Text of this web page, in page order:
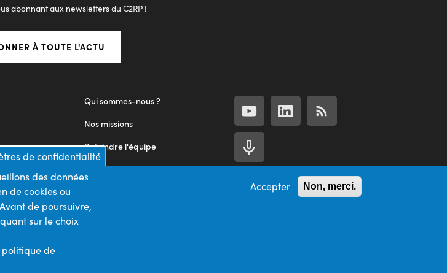
abonnant aux newsletters du C2RP !
À TOUTE L'ACTU
Qui sommes-nous ?
Nos missions
Rejoindre l'équipe
Nous contacter
de confidentialité
des données
de cookies ou
de poursuivre,
sur le choix
politique de
Accepter Non, merci.